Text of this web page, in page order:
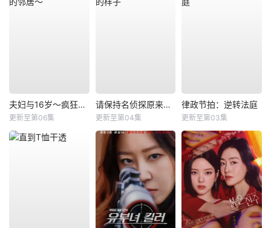
夫妇与16岁～疯狂的邻居～
更新至第06集
请保持名侦探原来的样子
更新至第04集
律政节拍：逆转法庭
更新至第03集